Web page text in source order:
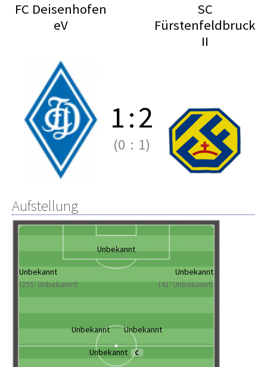
FC Deisenhofen
eV
SC
Fürstenfeldbruck
II
1:2
(0 : 1)
Aufstellung
Unbekannt
Unbekannt
(255' Unbekannt)
Unbekannt
(41' Unbekannt)
Unbekannt Unbekannt
Unbekannt C